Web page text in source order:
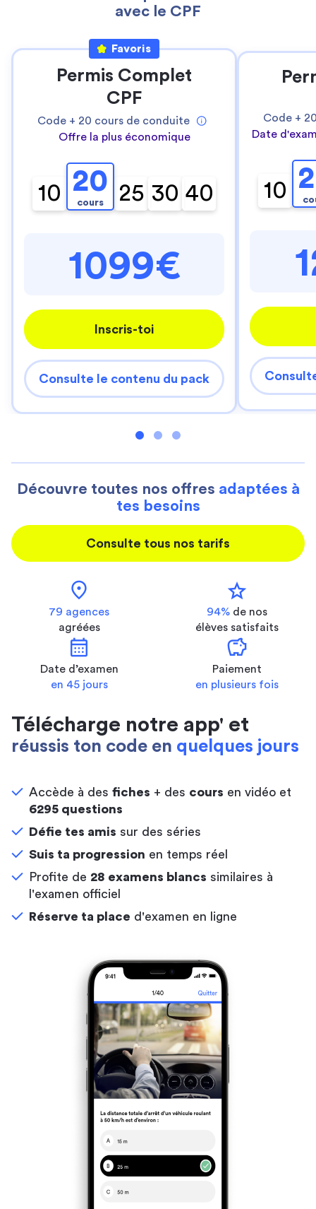
avec le CPF
Favoris
Permis Complet
CPF
Code + 20 cours de conduite
Offre la plus économique
10 20
cours 25 30 40
1099€
Inscris-toi
Consulte le contenu du pack
Code +
Date
10
Découvre toutes nos offres adaptées à
tes besoins
Consulte tous nos tarifs
location_on
79 agences
agréées
star
94% de nos
élèves satisfaits
calendar_month
Date d’examen
en 45 jours
savings
Paiement
en plusieurs fois
Télécharge notre app' et
réussis ton code en quelques jours
Accède à des fiches + des cours en vidéo et
6295 questions
Défie tes amis sur des séries
Suis ta progression en temps réel
Profite de 28 examens blancs similaires à
l'examen officiel
Réserve ta place d'examen en ligne